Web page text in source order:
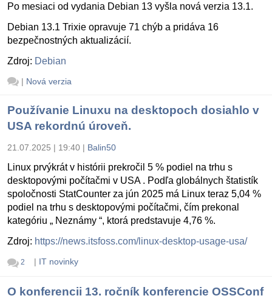
Po mesiaci od vydania Debian 13 vyšla nová verzia 13.1.
Debian 13.1 Trixie opravuje 71 chýb a pridáva 16
bezpečnostných aktualizácií.
Zdroj: Debian
| Nová verzia
Používanie Linuxu na desktopoch dosiahlo v
USA rekordnú úroveň.
21.07.2025 | 19:40 | Balin50
Linux prvýkrát v histórii prekročil 5 % podiel na trhu s
desktopovými počítačmi v USA . Podľa globálnych štatistík
spoločnosti StatCounter za jún 2025 má Linux teraz 5,04 %
podiel na trhu s desktopovými počítačmi, čím prekonal
kategóriu „ Neznámy “, ktorá predstavuje 4,76 %.
Zdroj: https://news.itsfoss.com/linux-desktop-usage-usa/
2 | IT novinky
O konferencii 13. ročník konferencie OSSConf